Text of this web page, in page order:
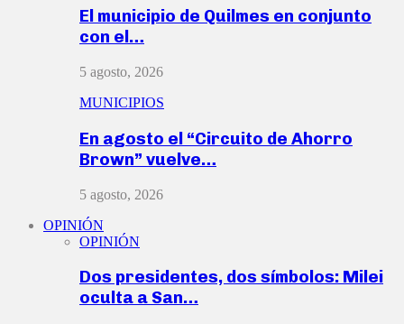
El municipio de Quilmes en conjunto
con el…
5 agosto, 2026
MUNICIPIOS
En agosto el “Circuito de Ahorro
Brown” vuelve…
5 agosto, 2026
OPINIÓN
OPINIÓN
Dos presidentes, dos símbolos: Milei
oculta a San…